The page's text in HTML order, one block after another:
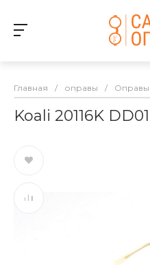
Главная / оправы / Оправы
Koali 20116K DD01